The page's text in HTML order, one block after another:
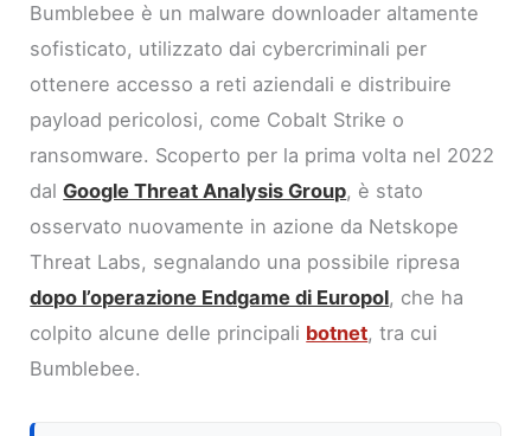
Bumblebee è un malware downloader altamente
sofisticato, utilizzato dai cybercriminali per
ottenere accesso a reti aziendali e distribuire
payload pericolosi, come Cobalt Strike o
ransomware. Scoperto per la prima volta nel 2022
dalGoogle Threat Analysis Group, è stato
osservato nuovamente in azione da Netskope
Threat Labs, segnalando una possibile ripresa
dopo l’operazione Endgame di Europol, che ha
colpito alcune delle principali botnet, tra cui
Bumblebee.